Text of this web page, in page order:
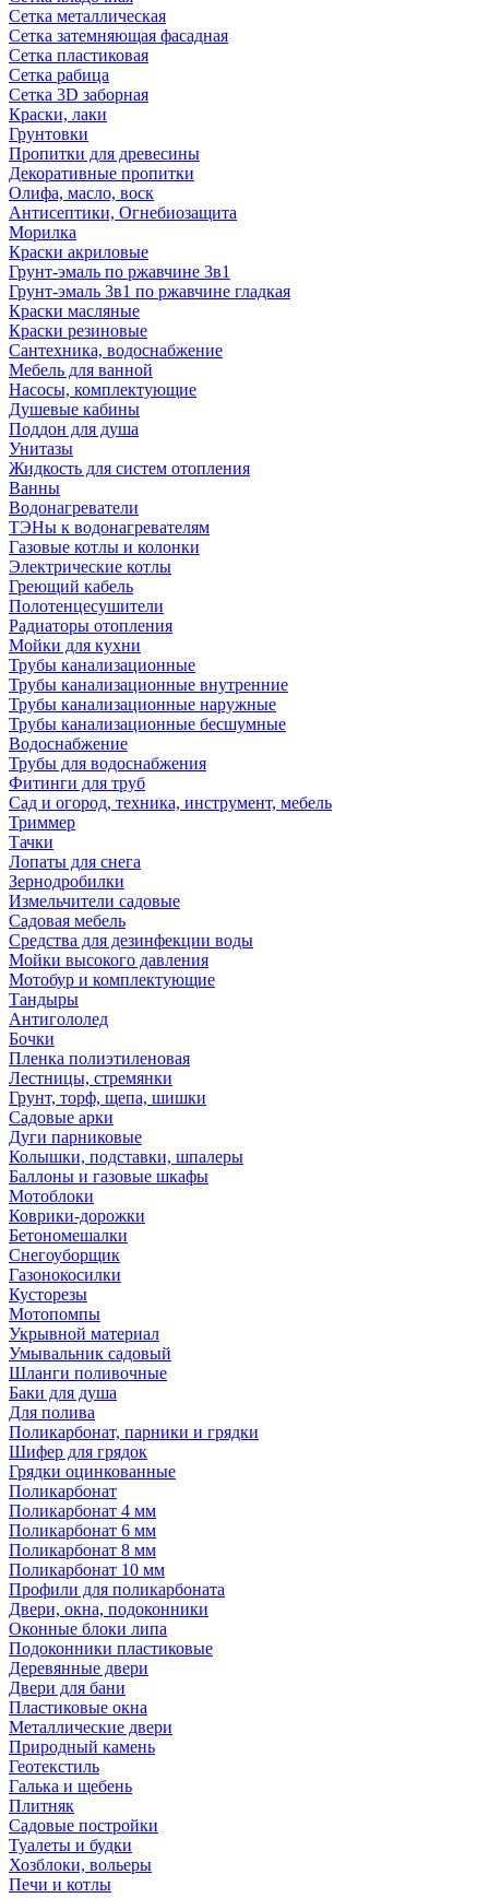
Сетка металлическая
Сетка затемняющая фасадная
Сетка пластиковая
Сетка рабица
Сетка 3D заборная
Краски, лаки
Грунтовки
Пропитки для древесины
Декоративные пропитки
Олифа, масло, воск
Антисептики, Огнебиозащита
Морилка
Краски акриловые
Грунт-эмаль по ржавчине 3в1
Грунт-эмаль 3в1 по ржавчине гладкая
Краски масляные
Краски резиновые
Сантехника, водоснабжение
Мебель для ванной
Насосы, комплектующие
Душевые кабины
Поддон для душа
Унитазы
Жидкость для систем отопления
Ванны
Водонагреватели
ТЭНы к водонагревателям
Газовые котлы и колонки
Электрические котлы
Греющий кабель
Полотенцесушители
Радиаторы отопления
Мойки для кухни
Трубы канализационные
Трубы канализационные внутренние
Трубы канализационные наружные
Трубы канализационные бесшумные
Водоснабжение
Трубы для водоснабжения
Фитинги для труб
Сад и огород, техника, инструмент, мебель
Триммер
Тачки
Лопаты для снега
Зернодробилки
Измельчители садовые
Садовая мебель
Средства для дезинфекции воды
Мойки высокого давления
Мотобур и комплектующие
Тандыры
Антигололед
Бочки
Пленка полиэтиленовая
Лестницы, стремянки
Грунт, торф, щепа, шишки
Садовые арки
Дуги парниковые
Колышки, подставки, шпалеры
Баллоны и газовые шкафы
Мотоблоки
Коврики-дорожки
Бетономешалки
Снегоуборщик
Газонокосилки
Кусторезы
Мотопомпы
Укрывной материал
Умывальник садовый
Шланги поливочные
Баки для душа
Для полива
Поликарбонат, парники и грядки
Шифер для грядок
Грядки оцинкованные
Поликарбонат
Поликарбонат 4 мм
Поликарбонат 6 мм
Поликарбонат 8 мм
Поликарбонат 10 мм
Профили для поликарбоната
Двери, окна, подоконники
Оконные блоки липа
Подоконники пластиковые
Деревянные двери
Двери для бани
Пластиковые окна
Металлические двери
Природный камень
Геотекстиль
Галька и щебень
Плитняк
Садовые постройки
Туалеты и будки
Хозблоки, вольеры
Печи и котлы